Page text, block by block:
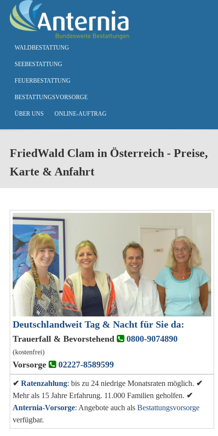
Skip to main content
WALDBESTATTUNG
SEEBESTATTUNG
FEUERBESTATTUNG
BESTATTUNGSVORSORGE
ÜBER UNS ONLINE-AUFTRAG
FriedWald Clam in Österreich - Preise,
Karte & Anfahrt
Deutschlandweit Tag & Nacht für Sie da:
Trauerfall & Bevorstehend 0800-9074890
(kostenfrei)
Vorsorge 02227-8589599
✔ Ratenzahlung: bis zu 24 niedrige Monatsraten möglich. ✔
Mehr als 15 Jahre Erfahrung. 11.000 Familien geholfen. ✔
Anternia-Vorsorge: Angebote auch als Bestattungsvorsorge
verfügbar.